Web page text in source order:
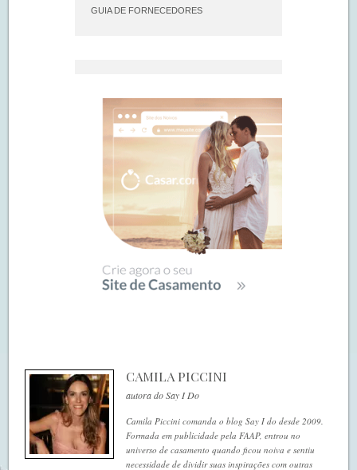
GUIA DE FORNECEDORES
CAMILA PICCINI
autora do Say I Do
Camila Piccini comanda o blog Say I do desde 2009.
Formada em publicidade pela FAAP, entrou no
universo de casamento quando ficou noiva e sentiu
necessidade de dividir suas inspirações com outras